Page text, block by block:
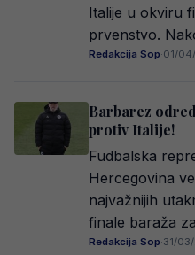
Italije u okviru
prvenstvo.
Redakcija Sop·01/
Barbarez
protiv Italije!
Fudbalska
Hercegovina
najvažnijih
finale baraža
Redakcija Sop·31/